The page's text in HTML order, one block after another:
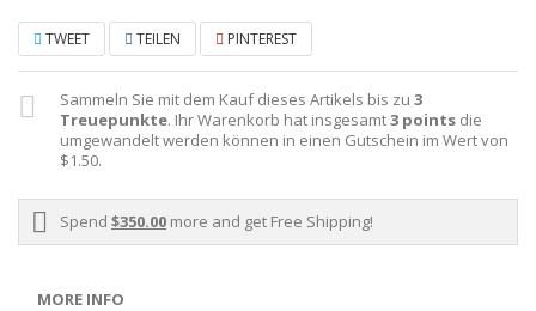
TWEET TEILEN PINTEREST
Sammeln Sie mit dem Kauf dieses Artikels bis zu 3
Treuepunkte. Ihr Warenkorb hat insgesamt3 points die
umgewandelt werden können in einen Gutschein im Wert von
$1.50.
Spend $350.00 more and get Free Shipping!
MORE INFO